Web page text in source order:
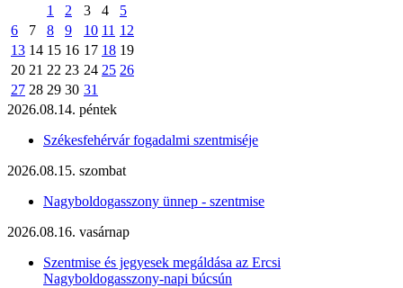
1
2 3 4
5
6
7 8 9 10 11 12
13 14 15 16 17 18 19
20 21 22 23 24 25 26
27 28 29 30 31
2026.08.14. péntek
Székesfehérvár fogadalmi szentmiséje
2026.08.15. szombat
Nagyboldogasszony ünnep - szentmise
2026.08.16. vasárnap
Szentmise és jegyesek megáldása az Ercsi
Nagyboldogasszony-napi búcsún